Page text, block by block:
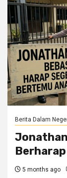
Berita Dalam
5 months ago